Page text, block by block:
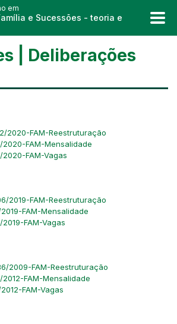
em
e Sucessões - teoria e
| Deliberações
2020-FAM-Reestruturação
2020-FAM-Mensalidade
FAM-Vagas
2019-FAM-Reestruturação
FAM-Mensalidade
FAM-Vagas
2009-FAM-Reestruturação
FAM-Mensalidade
FAM-Vagas